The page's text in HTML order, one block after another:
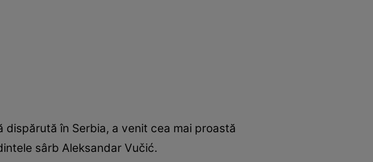
în Serbia, a venit cea mai proastă
sârb Aleksandar Vučić.